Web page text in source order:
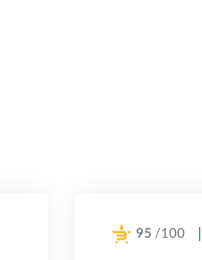
95 /100